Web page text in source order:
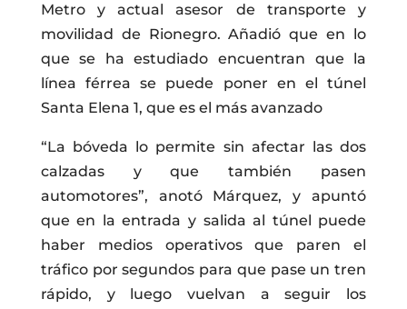
Metro y actual asesor de transporte y
movilidad de Rionegro. Añadió que en lo
que se ha estudiado encuentran que la
línea férrea se puede poner en el túnel
Santa Elena 1, que es el más avanzado
“La bóveda lo permite sin afectar las dos
calzadas y que también pasen
automotores”, anotó Márquez, y apuntó
que en la entrada y salida al túnel puede
haber medios operativos que paren el
tráfico por segundos para que pase un tren
rápido, y luego vuelvan a seguir los